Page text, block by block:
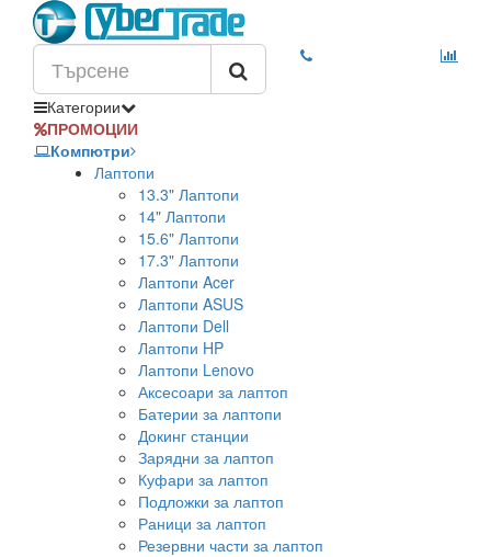
Категории
ПРОМОЦИИ
Компютри
Лаптопи
13.3" Лаптопи
14" Лаптопи
15.6" Лаптопи
17.3" Лаптопи
Лаптопи Acer
Лаптопи ASUS
Лаптопи Dell
Лаптопи HP
Лаптопи Lenovo
Аксесоари за лаптоп
Батерии за лаптопи
Докинг станции
Зарядни за лаптоп
Куфари за лаптоп
Подложки за лаптоп
Раници за лаптоп
Резервни части за лаптоп